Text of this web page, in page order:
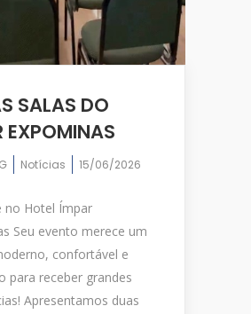
SALAS DO
EXPOMINAS
Notícias 15/06/2026
no Hotel Ímpar
Seu evento merece um
confortável e
para receber grandes
Apresentamos duas